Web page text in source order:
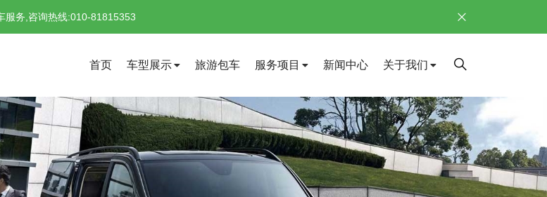
服务,咨询热线:010-81815353
首页 车型展示 旅游包车 服务项目 新闻中心 关于我们